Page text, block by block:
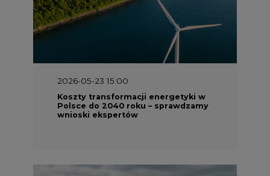
2026-05-23 15:00
Koszty transformacji energetyki w
Polsce do 2040 roku – sprawdzamy
wnioski ekspertów